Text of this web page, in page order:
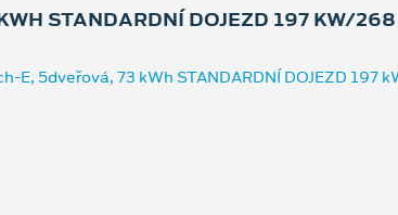
STANDARDNÍ DOJEZD 197 KW/